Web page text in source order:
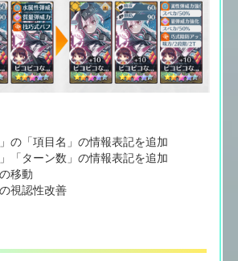
の「項目名」の情報表記を追加
「ターン数」の情報表記を追加
移動
視認性改善